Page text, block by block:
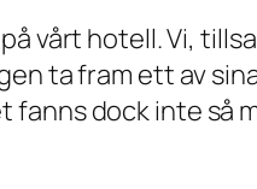
vårt hotell. Vi,
ta fram ett av
dock inte så